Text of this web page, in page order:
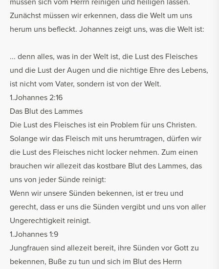
Zunächst müssen wir erkennen, dass die Welt um uns
herum uns befleckt. Johannes zeigt uns, was die Welt ist:
... denn alles, was in der Welt ist, die Lust des Fleisches
und die Lust der Augen und die nichtige Ehre des Lebens,
ist nicht vom Vater, sondern ist von der Welt.
1.Johannes 2:16
Das Blut des Lammes
Die Lust des Fleisches ist ein Problem für uns Christen.
Solange wir das Fleisch mit uns herumtragen, dürfen wir
die Lust des Fleisches nicht locker nehmen. Zum einen
brauchen wir allezeit das kostbare Blut des Lammes, das
uns von jeder Sünde reinigt:
Wenn wir unsere Sünden bekennen, ist er treu und
gerecht, dass er uns die Sünden vergibt und uns von aller
Ungerechtigkeit reinigt.
1.Johannes 1:9
Jungfrauen sind allezeit bereit, ihre Sünden vor Gott zu
bekennen, Buße zu tun und sich im Blut des Herrn